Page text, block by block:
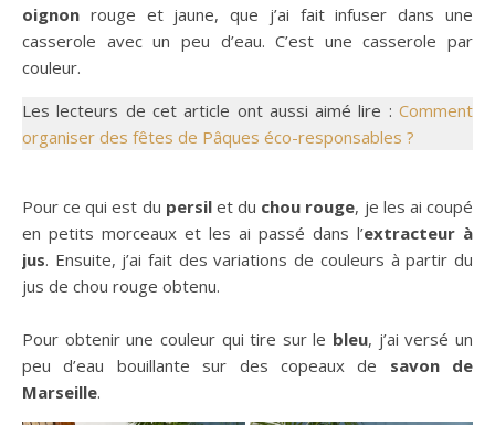
oignon rouge et jaune, que j’ai fait infuser dans une
casserole avec un peu d’eau. C’est une casserole par
couleur.
Les lecteurs de cet article ont aussi aimé lire : Comment
organiser des fêtes de Pâques éco-responsables ?
Pour ce qui est du persilet du chou rouge, je les ai coupé
en petits morceaux et les ai passé dans l’extracteur à
jus. Ensuite, j’ai fait des variations de couleurs à partir du
jus de chou rouge obtenu.
Pour obtenir une couleur qui tire sur le bleu, j’ai versé un
peu d’eau bouillante sur des copeaux de savon de
Marseille.